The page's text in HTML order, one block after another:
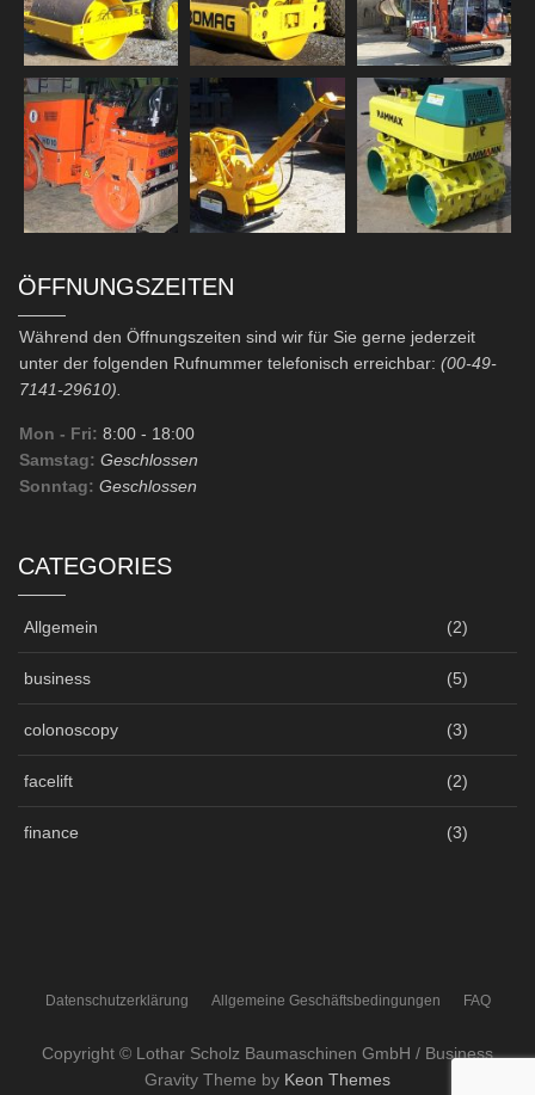
ÖFFNUNGSZEITEN
Während den Öffnungszeiten sind wir für Sie gerne jederzeit
unter der folgenden Rufnummer telefonisch erreichbar: (00-49-
7141-29610).
Mon - Fri: 8:00 - 18:00
Samstag: Geschlossen
Sonntag: Geschlossen
CATEGORIES
Allgemein (2)
business (5)
colonoscopy (3)
facelift (2)
finance (3)
Datenschutzerklärung Allgemeine Geschäftsbedingungen FAQ
Copyright © Lothar Scholz Baumaschinen GmbH / Business
Gravity Theme by Keon Themes